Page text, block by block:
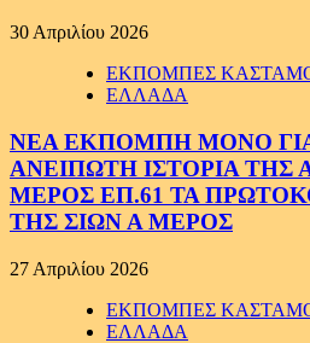
30 Απριλίου 2026
ΕΚΠΟΜΠΕΣ
ΕΛΛΑΔΑ
ΝΕΑ ΕΚΠΟΜΠΗ ΜΟΝΟ
ΑΝΕΙΠΩΤΗ ΙΣΤΟΡΙΑ
ΜΕΡΟΣ ΕΠ.61 ΤΑ
ΤΗΣ ΣΙΩΝ Α ΜΕΡΟΣ
27 Απριλίου 2026
ΕΚΠΟΜΠΕΣ
ΕΛΛΑΔΑ